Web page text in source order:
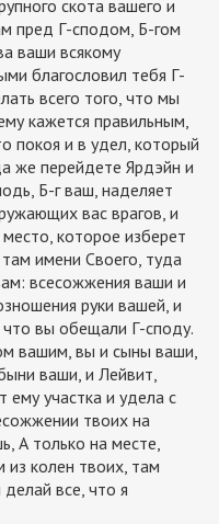
скота вашего и
пред Г-сподом, Б-гом
ваши всякому
благословил тебя Г-
всего того, что мы
кажется правильным,
покоя и в удел, который
же перейдете Ярдэйн и
Б-г ваш, наделяет
вас врагов, и
которое изберет
имени Своего, туда
всесожжения ваши и
руки вашей, и
вы обещали Г-споду.
вашим, вы и сыны ваши,
ваши, и Лейвит,
участка и удела с
твоих на
А только на месте,
колен твоих, там
все, что я